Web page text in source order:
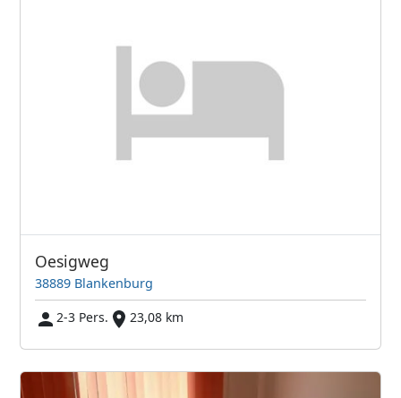
Oesigweg
38889 Blankenburg
2-3 Pers.
23,08 km